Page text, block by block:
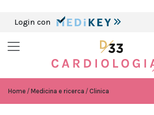
Login con
Home Medicina e ricerca Clinica